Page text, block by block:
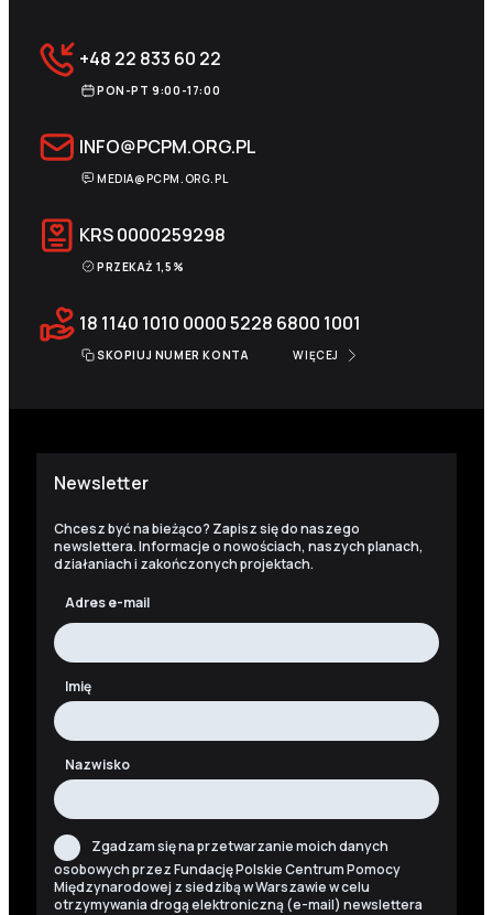
+48 22 833 60 22
PON-PT 9:00-17:00
INFO@PCPM.ORG.PL
MEDIA@PCPM.ORG.PL
KRS0000259298
PRZEKAŻ 1,5%
18 1140 1010 0000 5228 6800 1001
SKOPIUJ NUMER KONTA WIĘCEJ
Newsletter
Chcesz być na bieżąco? Zapisz się do naszego
newslettera. Informacje o nowościach, naszych planach,
działaniach i zakończonych projektach.
Adres e-mail
Imię
Nazwisko
Zgadzam się na przetwarzanie moich danych
osobowych przez Fundację Polskie Centrum Pomocy
Międzynarodowej z siedzibą w Warszawie w celu
otrzymywania drogą elektroniczną (e-mail) newslettera